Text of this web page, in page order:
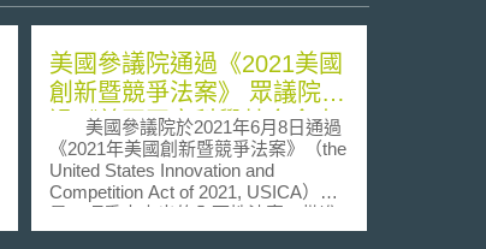
美國參議院通過《2021美國
創新暨競爭法案》 眾議院通
過《美國國家科學基金會未
來法案》
美國參議院於2021年6月8日通過
《2021年美國創新暨競爭法案》（the
United States Innovation and
Competition Act of 2021, USICA），
是一項重大支出的全面性法案，批准
了2500億美元於未來五年投入科學研